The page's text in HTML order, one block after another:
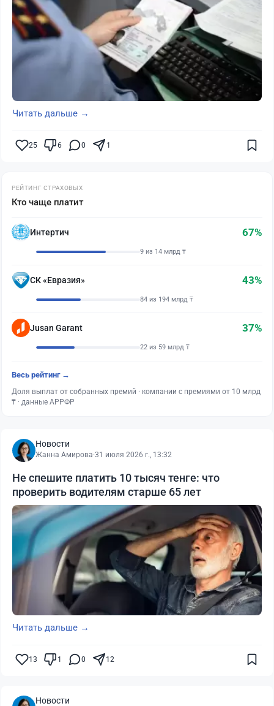
Читать дальше →
25 6 0 1
РЕЙТИНГ СТРАХОВЫХ
Кто чаще платит
Интертич 67%
9 из 14 млрд ₸
СК «Евразия» 43%
84 из 194 млрд ₸
Jusan Garant 37%
22 из 59 млрд ₸
Весь рейтинг →
Доля выплат от собранных премий · компании с премиями от 10 млрд
₸ · данные АРРФР
Новости
Жанна Амирова·31 июля 2026 г., 13:32
Не спешите платить 10 тысяч тенге: что
проверить водителям старше 65 лет
Читать дальше →
13 1 0 12
Новости